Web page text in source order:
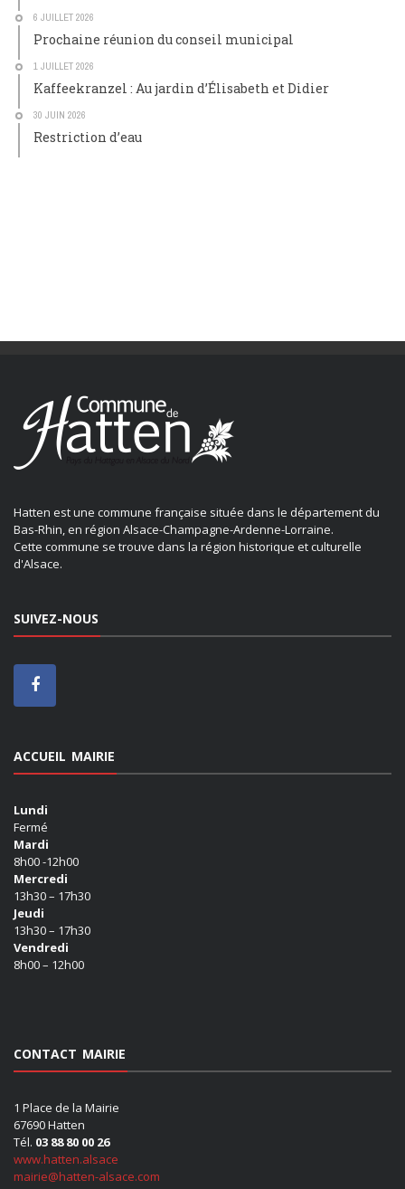
6 JUILLET 2026
Prochaine réunion du conseil municipal
1 JUILLET 2026
Kaffeekranzel : Au jardin d’Élisabeth et Didier
30 JUIN 2026
Restriction d’eau
Hatten est une commune française située dans le département du
Bas-Rhin, en région Alsace-Champagne-Ardenne-Lorraine.
Cette commune se trouve dans la région historique et culturelle
d'Alsace.
SUIVEZ-NOUS
ACCUEIL MAIRIE
Lundi
Fermé
Mardi
8h00 -12h00
Mercredi
13h30 – 17h30
Jeudi
13h30 – 17h30
Vendredi
8h00 – 12h00
CONTACT MAIRIE
1 Place de la Mairie
67690 Hatten
Tél. 03 88 80 00 26
www.hatten.alsace
mairie@hatten-alsace.com